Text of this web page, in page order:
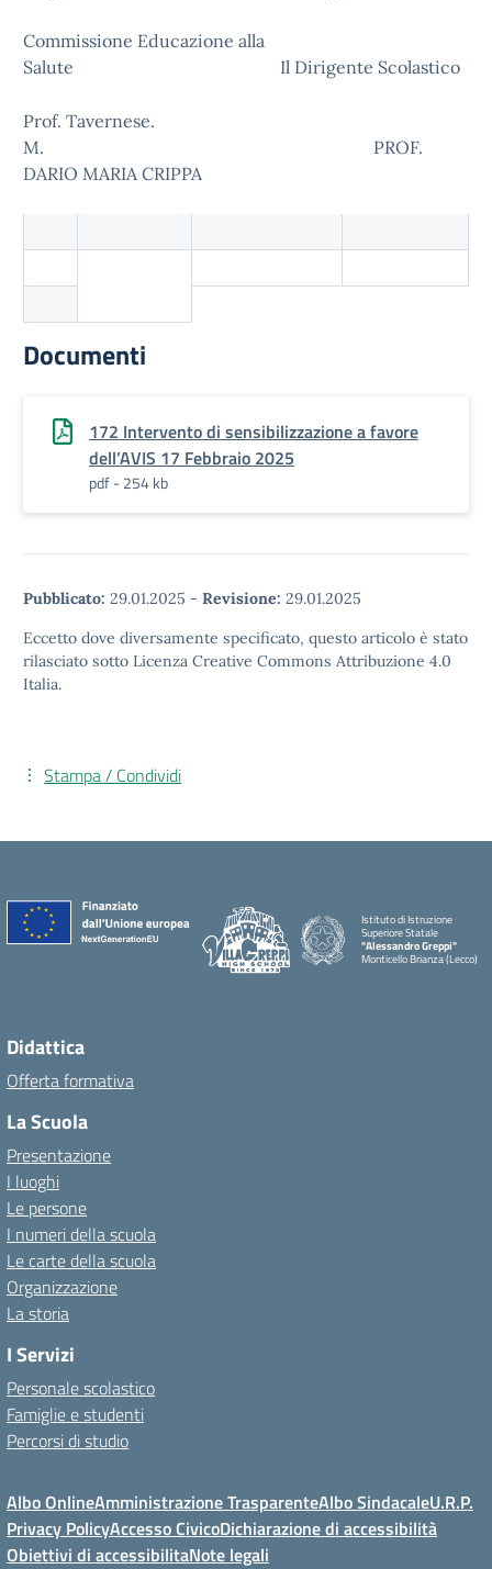
Commissione Educazione alla
Salute Il Dirigente Scolastico
Prof. Tavernese.
M. PROF.
DARIO MARIA CRIPPA
Documenti
172 Intervento di sensibilizzazione a favore
dell’AVIS 17 Febbraio 2025
pdf - 254 kb
Pubblicato: 29.01.2025 - Revisione: 29.01.2025
Eccetto dove diversamente specificato, questo articolo è stato
rilasciato sotto Licenza Creative Commons Attribuzione 4.0
Italia.
Stampa / Condividi
Istituto di Istruzione
Superiore Statale
"Alessandro Greppi"
Monticello Brianza (Lecco)
Didattica
Offerta formativa
La Scuola
Presentazione
I luoghi
Le persone
I numeri della scuola
Le carte della scuola
Organizzazione
La storia
I Servizi
Personale scolastico
Famiglie e studenti
Percorsi di studio
Albo OnlineAmministrazione TrasparenteAlbo SindacaleU.R.P.
Privacy PolicyAccesso CivicoDichiarazione di accessibilità
Obiettivi di accessibilitaNote legali